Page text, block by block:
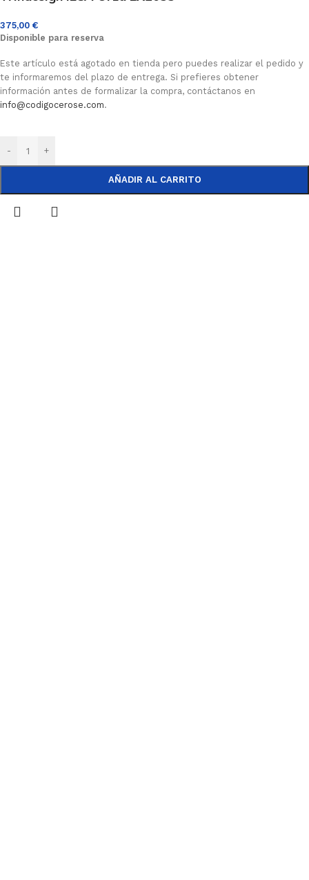
375,00 €
Disponible para reserva
Este artículo está agotado en tienda pero puedes realizar el pedido y
te informaremos del plazo de entrega. Si prefieres obtener
información antes de formalizar la compra, contáctanos en
info@codigocerose.com.
- +
AÑADIR AL CARRITO